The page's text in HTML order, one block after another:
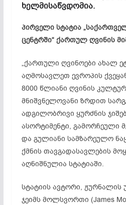
ხელმისაწვდომია.
პირველი სტატია
ცენტრში“ ქართულ ღვინის
„ქართული ღვინოები ახალ
აღმოსავლეთ ევროპის
8000 წლიანი ღვინის
მნიშვნელოვანი ზრდით
ადგილობრივი ყურძნის
ასორტიმენტი, გამორჩეული
და გულიანი სამზარეულო
ქმნის თავგადასავლების
აღნიშნულია სტატიაში.
სტატიის ავტორი,
ჯეიმს მოლსვორთი (James